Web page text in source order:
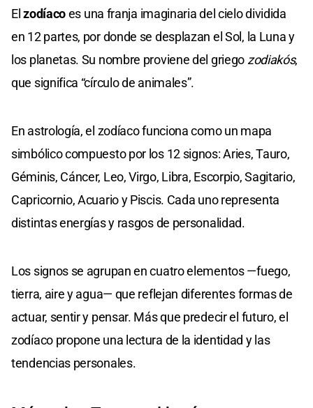
Elzodíacoes una franja imaginaria del cielo dividida
en 12 partes, por donde se desplazan el Sol, la Luna y
los planetas. Su nombre proviene del griego zodiakós,
que significa “círculo de animales”.
En astrología, el zodíaco funciona como un mapa
simbólico compuesto por los 12 signos: Aries, Tauro,
Géminis, Cáncer, Leo, Virgo, Libra, Escorpio, Sagitario,
Capricornio, Acuario y Piscis. Cada uno representa
distintas energías y rasgos de personalidad.
Los signos se agrupan en cuatro elementos —fuego,
tierra, aire y agua— que reflejan diferentes formas de
actuar, sentir y pensar. Más que predecir el futuro, el
zodíaco propone una lectura de la identidad y las
tendencias personales.